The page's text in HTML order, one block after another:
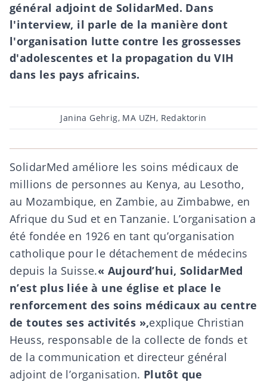
général adjoint de SolidarMed. Dans
l'interview, il parle de la manière dont
l'organisation lutte contre les grossesses
d'adolescentes et la propagation du VIH
dans les pays africains.
Post
author
Janina Gehrig, MA UZH, Redaktorin
SolidarMed améliore les soins médicaux de
millions de personnes au Kenya, au Lesotho,
au Mozambique, en Zambie, au Zimbabwe, en
Afrique du Sud et en Tanzanie. L’organisation a
été fondée en 1926 en tant qu’organisation
catholique pour le détachement de médecins
depuis la Suisse.« Aujourd’hui, SolidarMed
n’est plus liée à une église et place le
renforcement des soins médicaux au centre
de toutes ses activités »,explique Christian
Heuss, responsable de la collecte de fonds et
de la communication et directeur général
adjoint de l’organisation. Plutôt que